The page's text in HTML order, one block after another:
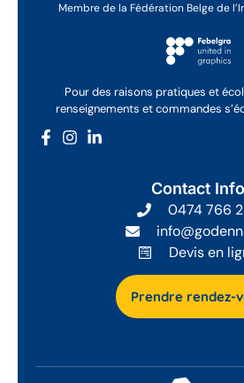
Membre de la Fédération Belge de
Pour des raisons pratiques et
renseignements et commandes
Contact Info
0474 766
Devis en
Prendre rendez-